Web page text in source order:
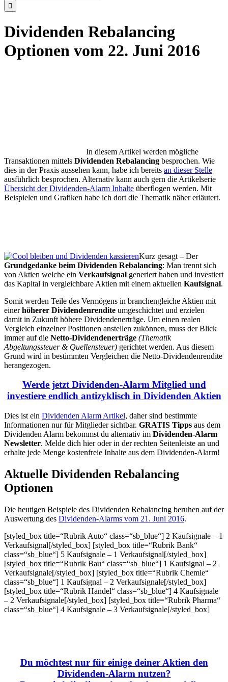
Dividenden Rebalancing
Optionen vom 22. Juni 2016
In diesem Artikel werden mögliche
Transaktionen mittels Dividenden Rebalancing besprochen. Wie
dies in der Praxis aussehen kann, habe ich bereits an dieser Stelle
ausführlich besprochen. Alternativ kann auch gern die Artikelserie
Übersicht der Dividenden-Alarm Inhalte überflogen werden. Mit
Beispielen und Grafiken habe ich dort die Thematik näher erläutert.
Kurz gesagt – Der
Grundgedanke beim Dividenden Rebalancing: Man trennt sich
von Aktien welche ein Verkaufsignal generiert haben und investiert
das Kapital in vergleichbare Aktien mit einem aktuellen Kaufsignal.
Somit werden Teile des Vermögens in branchengleiche Aktien mit
einerhöherer Dividendenrendite umgeschichtet und erzielen
damit in Zukunft höhere Dividendenerträge. Um einen realen
Vergleich einzelner Positionen anstellen zukönnen, muss der Blick
immer auf die Netto-Dividendenerträge (Thematik
Abgeltungssteuer & Quellensteuer) gerichtet werden. Aus diesem
Grund wird in bestimmten Vergleichen die Netto-Dividendenrendite
herangezogen.
Werde jetzt Dividenden-Alarm Mitglied und
investiere endlich antizyklisch in Dividenden Aktien
Dies ist ein Dividenden Alarm Artikel, daher sind bestimmte
Informationen nur für Mitglieder sichtbar. GRATIS Tipps aus dem
Dividenden Alarm bekommst du alternativ im Dividenden-Alarm
Newsletter. Melde dich hier oder in der rechten Seitenleiste an und
erhalte jede Menge kostenfreie Inhalte aus dem Dividenden-Alarm!
Aktuelle Dividenden Rebalancing
Optionen
Die heutigen Beispiele des Dividenden Rebalancing beruhen auf der
Auswertung des Dividenden-Alarms vom 21. Juni 2016.
[styled_box title=“Rubrik Auto“ class=“sb_blue“] 2 Kaufsignale – 1
Verkaufsignal[/styled_box] [styled_box title=“Rubrik Bank“
class=“sb_blue“] 5 Kaufsignale – 1 Verkaufsignal[/styled_box]
[styled_box title=“Rubrik Bau“ class=“sb_blue“] 1 Kaufsignal – 2
Verkaufsignale[/styled_box] [styled_box title=“Rubrik Chemie“
class=“sb_blue“] 1 Kaufsignal – 2 Verkaufsignale[/styled_box]
[styled_box title=“Rubrik Handel“ class=“sb_blue“] 4 Kaufsignale
– 2 Verkaufsignale[/styled_box] [styled_box title=“Rubrik Pharma“
class=“sb_blue“] 4 Kaufsignale – 3 Verkaufsignale[/styled_box]
Du möchtest nur für einige deiner Aktien den
Dividenden-Alarm nutzen?